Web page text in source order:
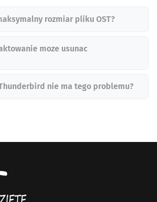
rozmiar pliku OST?
moze usunac
nie ma tego problemu?